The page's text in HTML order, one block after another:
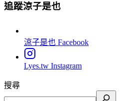
追蹤涼子是也
涼子是也 Facebook
Lyes.tw Instagram
搜尋